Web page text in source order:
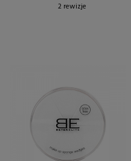
2 rewizje